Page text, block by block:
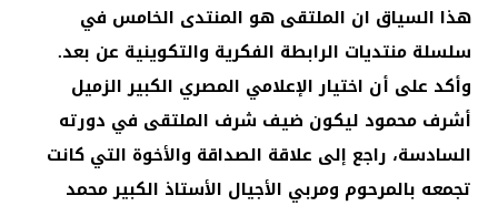
هذا السياق ان الملتقى هو المنتدى الخامس في
سلسلة منتديات الرابطة الفكرية والتكوينية عن بعد.
وأكد على أن اختيار الإعلامي المصري الكبير الزميل
أشرف محمود ليكون ضيف شرف الملتقى في دورته
السادسة، راجع إلى علاقة الصداقة والأخوة التي كانت
تجمعه بالمرحوم ومربي الأجيال الأستاذ الكبير محمد